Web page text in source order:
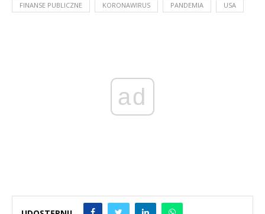
FINANSE PUBLICZNE KORONAWIRUS PANDEMIA USA
ad